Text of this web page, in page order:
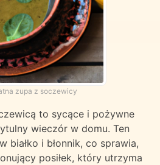
zupa z soczewicy
to sycące i pożywne
wieczór w domu. Ten
białko i błonnik, co sprawia,
posiłek, który utrzyma